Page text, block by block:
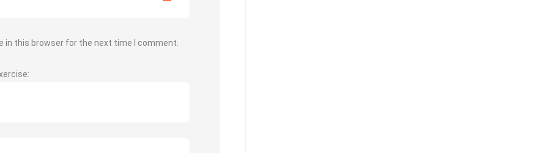
in this browser for the next time I comment.